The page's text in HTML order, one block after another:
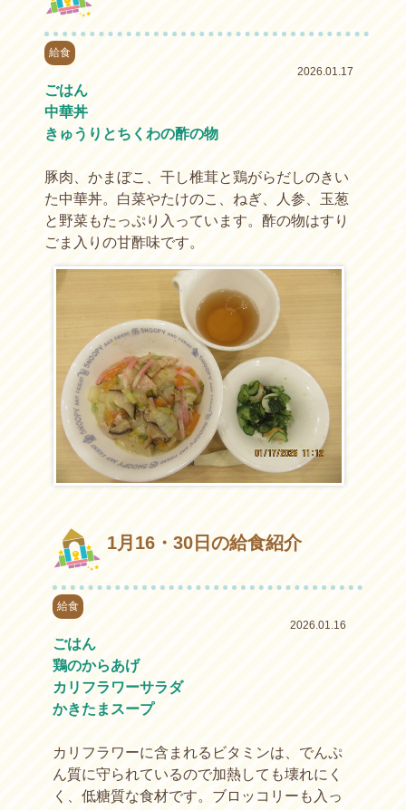
給食
2026.01.17
ごはん
中華丼
きゅうりとちくわの酢の物
豚肉、かまぼこ、干し椎茸と鶏がらだしのきい
た中華丼。白菜やたけのこ、ねぎ、人参、玉葱
と野菜もたっぷり入っています。酢の物はすり
ごま入りの甘酢味です。
1月16・30日の給食紹介
給食
2026.01.16
ごはん
鶏のからあげ
カリフラワーサラダ
かきたまスープ
カリフラワーに含まれるビタミンは、でんぷ
ん質に守られているので加熱しても壊れにく
く、低糖質な食材です。ブロッコリーも入っ